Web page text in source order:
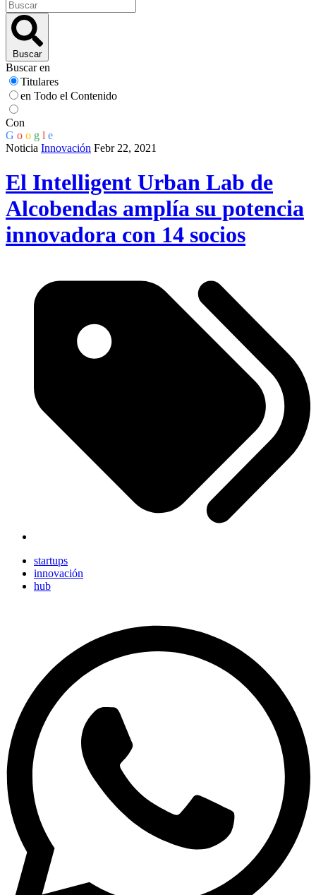
Buscar
Buscar en
Titulares
en Todo el Contenido
Con
G o o g l e
Noticia Innovación Febr 22, 2021
El Intelligent Urban Lab de
Alcobendas amplía su potencia
innovadora con 14 socios
startups
innovación
hub